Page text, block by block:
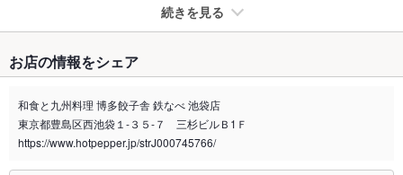
続きを見る
禁煙・喫煙
全席喫煙可
喫煙専用室 なし
お店の情報をシェア
和食と九州料理 博多餃子舎 鉄なべ 池袋店
東京都豊島区西池袋１-３５-７ 三杉ビルＢ1Ｆ
https://www.hotpepper.jp/strJ000745766/